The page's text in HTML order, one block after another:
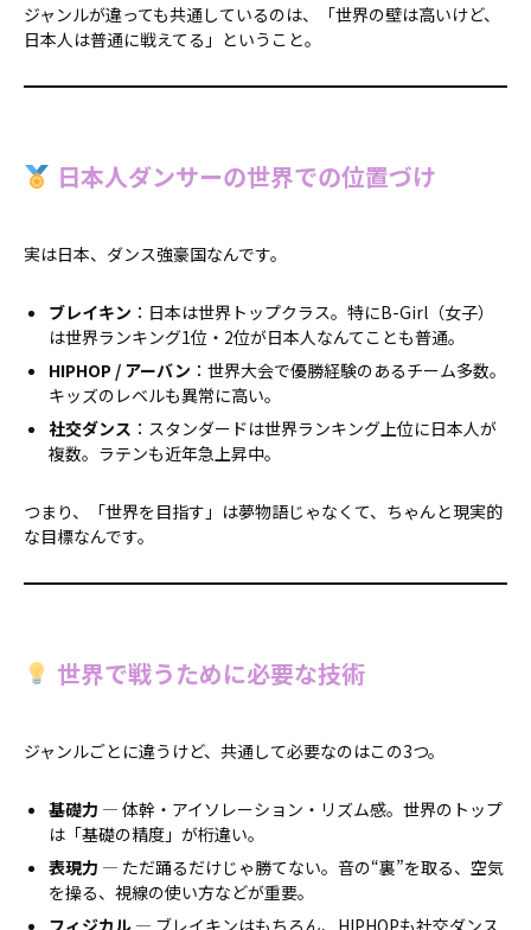
ジャンルが違っても共通しているのは、「世界の壁は高いけど、
日本人は普通に戦えてる」ということ。
日本人ダンサーの世界での位置づけ
実は日本、ダンス強豪国なんです。
ブレイキン ：日本は世界トップクラス。特にB-Girl（女子）
は世界ランキング1位・2位が日本人なんてことも普通。
HIPHOP / アーバン ：世界大会で優勝経験のあるチーム多数。
キッズのレベルも異常に高い。
社交ダンス ：スタンダードは世界ランキング上位に日本人が
複数。ラテンも近年急上昇中。
つまり、「世界を目指す」は夢物語じゃなくて、ちゃんと現実的
な目標なんです。
世界で戦うために必要な技術
ジャンルごとに違うけど、共通して必要なのはこの3つ。
基礎力 — 体幹・アイソレーション・リズム感。世界のトップ
は「基礎の精度」が桁違い。
表現力 — ただ踊るだけじゃ勝てない。音の“裏”を取る、空気
を操る、視線の使い方などが重要。
フィジカル — ブレイキンはもちろん、HIPHOPも社交ダンス